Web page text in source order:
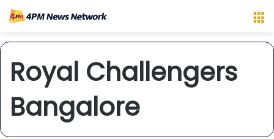
Royal Challengers
Bangalore